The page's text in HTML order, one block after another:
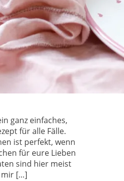
ganz einfaches,
für alle Fälle.
ist perfekt, wenn
für eure Lieben
sind hier meist
mir […]